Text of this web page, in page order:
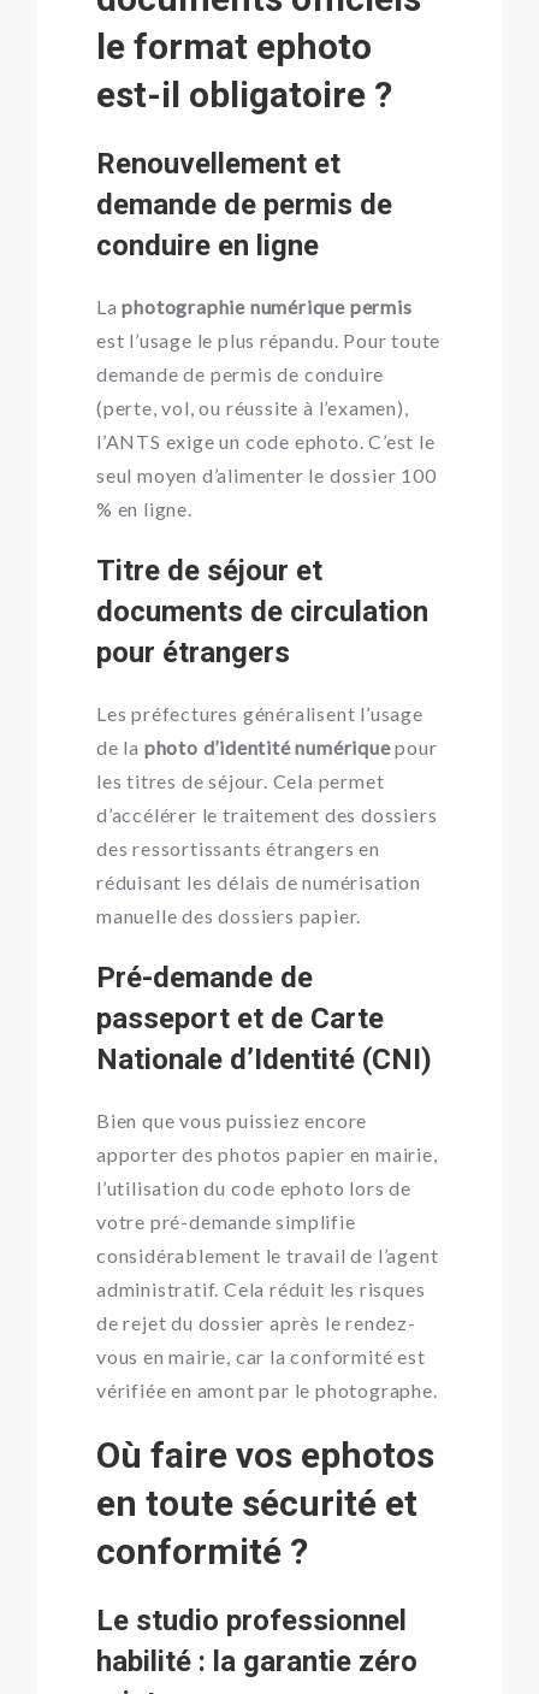
le format ephoto
est-il obligatoire ?
Renouvellement et
demande de permis de
conduire en ligne
Laphotographie numérique permis
est l’usage le plus répandu. Pour toute
demande de permis de conduire
(perte, vol, ou réussite à l’examen),
l’ANTS exige un code ephoto. C’est le
seul moyen d’alimenter le dossier 100
% en ligne.
Titre de séjour et
documents de circulation
pour étrangers
Les préfectures généralisent l’usage
de la photo d’identité numériquepour
les titres de séjour. Cela permet
d’accélérer le traitement des dossiers
des ressortissants étrangers en
réduisant les délais de numérisation
manuelle des dossiers papier.
Pré-demande de
passeport et de Carte
Nationale d’Identité (CNI)
Bien que vous puissiez encore
apporter des photos papier en mairie,
l’utilisation du code ephoto lors de
votre pré-demande simplifie
considérablement le travail de l’agent
administratif. Cela réduit les risques
de rejet du dossier après le rendez-
vous en mairie, car la conformité est
vérifiée en amont par le photographe.
Où faire vos ephotos
en toute sécurité et
conformité ?
Le studio professionnel
habilité : la garantie zéro